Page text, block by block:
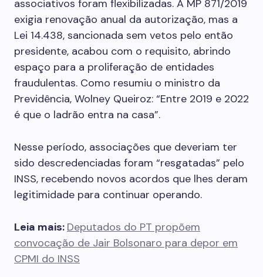
associativos foram flexibilizadas. A MP 871/2019
exigia renovação anual da autorização, mas a
Lei 14.438, sancionada sem vetos pelo então
presidente, acabou com o requisito, abrindo
espaço para a proliferação de entidades
fraudulentas. Como resumiu o ministro da
Previdência, Wolney Queiroz: “Entre 2019 e 2022
é que o ladrão entra na casa”.
Nesse período, associações que deveriam ter
sido descredenciadas foram “resgatadas” pelo
INSS, recebendo novos acordos que lhes deram
legitimidade para continuar operando.
Leia mais: Deputados do PT propõem
convocação de Jair Bolsonaro para depor em
CPMI do INSS